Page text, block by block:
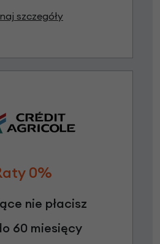
szczegóły
0%
nie płacisz
60 miesięcy